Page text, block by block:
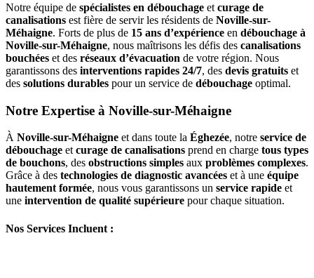
Notre équipe de spécialistes en débouchage et curage de
canalisations est fière de servir les résidents de Noville-sur-
Méhaigne. Forts de plus de 15 ans d’expérience en débouchage à
Noville-sur-Méhaigne, nous maîtrisons les défis des canalisations
bouchées et des réseaux d’évacuation de votre région. Nous
garantissons des interventions rapides 24/7, des devis gratuits et
des solutions durables pour un service de débouchage optimal.
Notre Expertise à Noville-sur-Méhaigne
À Noville-sur-Méhaigne et dans toute la Éghezée, notre service de
débouchage et curage de canalisations prend en charge tous types
de bouchons, des obstructions simples aux problèmes complexes.
Grâce à des technologies de diagnostic avancées et à une équipe
hautement formée, nous vous garantissons un service rapide et
une intervention de qualité supérieure pour chaque situation.
Nos Services Incluent :